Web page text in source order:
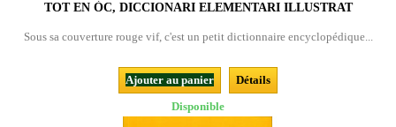
TOT EN ÒC, DICCIONARI ELEMENTARI ILLUSTRAT
Sous sa couverture rouge vif, c'est un petit dictionnaire encyclopédique...
Ajouter au panier
Détails
Disponible